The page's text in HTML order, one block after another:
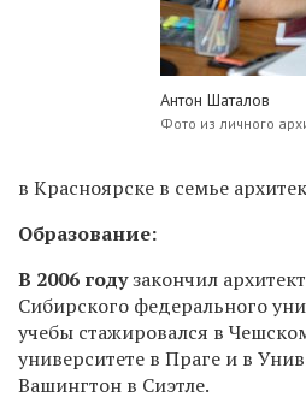
Антон Шаталов
Фото из личного
в Красноярске в семье
Образование:
В 2006 годузакончил
Сибирского федерального
учебы стажировался в
университете в Праге и в
Вашингтон в Сиэтле.